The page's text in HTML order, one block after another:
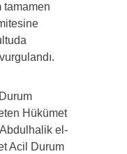
tamamen
Hükümet
el-
Acil Durum